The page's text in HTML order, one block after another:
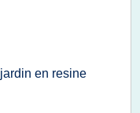
jardin en resine